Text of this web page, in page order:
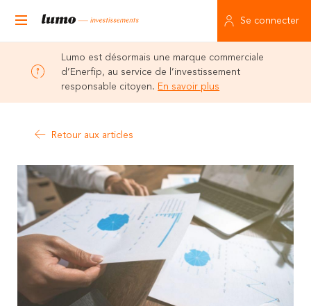
Se connecter
Lumo est désormais une marque commerciale
d’Enerfip, au service de l’investissement
responsable citoyen. En savoir plus
Retour aux articles